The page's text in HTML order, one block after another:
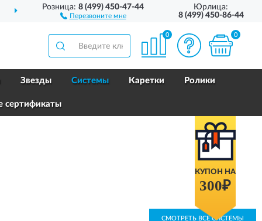
ВСЕЙ РОССИИ ДО 2 ЛЕТ
Розница:8 (499) 450-47-44
Перезвоните мне
Юрлица:
8 (499) 450-86-44
0 0
Звезды Системы Каретки Ролики
сертификаты
КУПОН НА
300₽
СМОТРЕТЬ ВСЕ СИСТЕМЫ